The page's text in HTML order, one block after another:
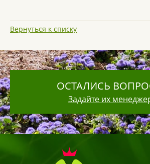
Вернуться к списку
ОСТАЛИСЬ
Задайте их